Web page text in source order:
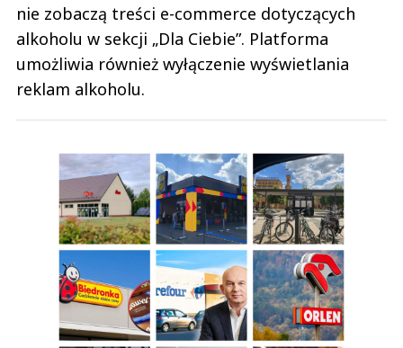
nie zobaczą treści e-commerce dotyczących
alkoholu w sekcji „Dla Ciebie”. Platforma
umożliwia również wyłączenie wyświetlania
reklam alkoholu.